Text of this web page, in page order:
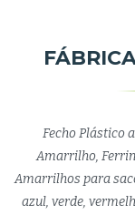
Fecho Plástico
Amarrilho,
Amarrilhos para
azul, verde,